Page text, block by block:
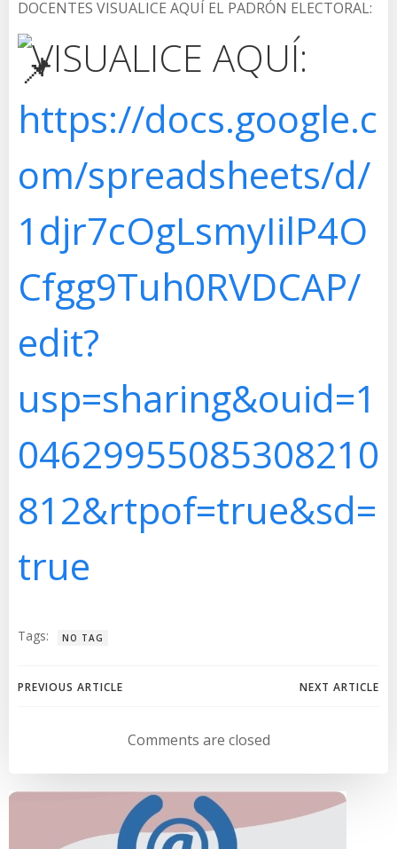
DOCENTES VISUALICE AQUÍ EL PADRÓN ELECTORAL:
VISUALICE AQUÍ:
https://docs.google.c
om/spreadsheets/d/
1djr7cOgLsmyIilP4O
Cfgg9Tuh0RVDCAP/
edit?
usp=sharing&ouid=1
04629955085308210
812&rtpof=true&sd=
true
Tags: NO TAG
Navegación
entradas
PREVIOUS ARTICLE
Navegación
de
entradas
NEXT ARTICLE
Comments are closed